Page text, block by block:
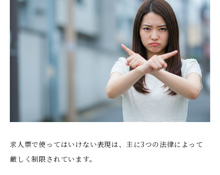
求人票で使ってはいけない表現は、主に3つの法律によって
厳しく制限されています。